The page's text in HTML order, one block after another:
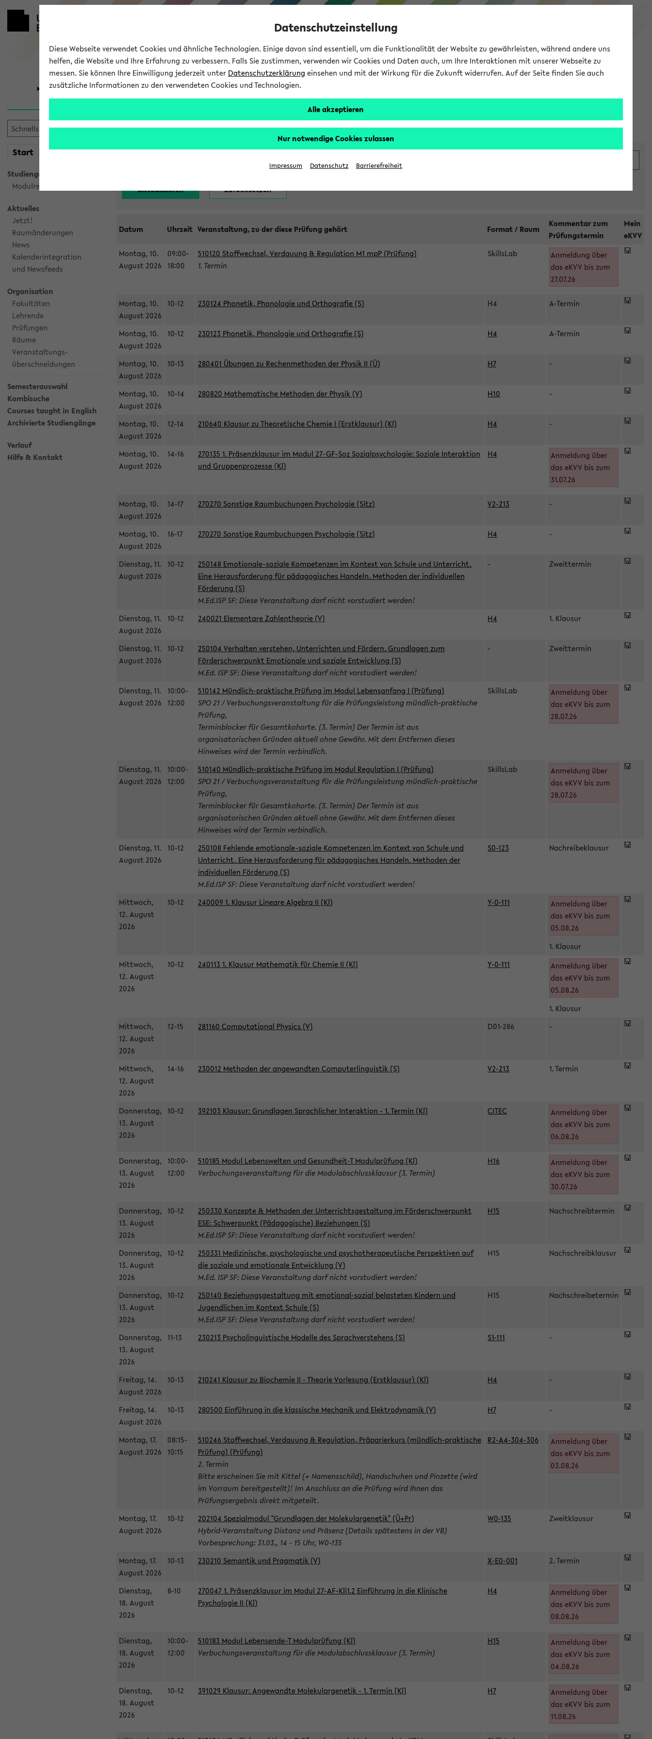
eKVV
Universität Forschung Studium
Start meineKVV
Studiengangsauswahl
Modulrecherche
Aktuelles
Jetzt!
Raumänderungen
News
Kalenderintegration
und Newsfeeds
Organisation
Fakultäten
Lehrende
Prüfungen
Räume
Veranstaltungs-
überschneidungen
Semesterauswahl
Kombisuche
Courses taught in English
Archivierte Studiengänge
Verlauf
Hilfe & Kontakt
Alle noch stattfindenden Prüfungen
Datum Uhrzeit Veranstaltung, zu der diese Prüfung gehört Format / Raum
Kommentar zum
Prüfungstermin
Mein
eKVV
Montag, 10.
August 2026
09:00-
18:00
510120 Stoffwechsel, Verdauung & Regulation M1 mpP (Prüfung)
1. Termin
SkillsLab
Anmeldung über
das eKVV bis zum
27.07.26
Montag, 10.
August 2026
10-12 230124 Phonetik, Phonologie und Orthografie (S) H4 A-Termin
Montag, 10.
August 2026
10-12 230123 Phonetik, Phonologie und Orthografie (S) H4 A-Termin
Montag, 10.
August 2026
10-13 280401 Übungen zu Rechenmethoden der Physik II (Ü) H7 -
Montag, 10.
August 2026
10-14 280820 Mathematische Methoden der Physik (V) H10 -
Montag, 10.
August 2026
12-14 210640 Klausur zu Theoretische Chemie I (Erstklausur) (Kl) H4 -
Montag, 10.
August 2026
14-16
270135 1. Präsenzklausur im Modul 27-GF-Soz Sozialpsychologie: Soziale Interaktion
und Gruppenprozesse (Kl)
H4
Anmeldung über
das eKVV bis zum
31.07.26
Montag, 10.
August 2026
14-17 270270 Sonstige Raumbuchungen Psychologie (Sitz) V2-213 -
Montag, 10.
August 2026
16-17 270270 Sonstige Raumbuchungen Psychologie (Sitz) H4 -
Dienstag, 11.
August 2026
10-12
250148 Emotionale-soziale Kompetenzen im Kontext von Schule und Unterricht.
Eine Herausforderung für pädagogisches Handeln. Methoden der individuellen
Förderung (S)
M.Ed.ISP SF: Diese Veranstaltung darf nicht vorstudiert werden!
- Zweittermin
Dienstag, 11.
August 2026
10-12 240021 Elementare Zahlentheorie (V) H4 1. Klausur
Dienstag, 11.
August 2026
10-12
250104 Verhalten verstehen, Unterrichten und Fördern. Grundlagen zum
Förderschwerpunkt Emotionale und soziale Entwicklung (S)
M.Ed. ISP SF: Diese Veranstaltung darf nicht vorstudiert werden!
- Zweittermin
Dienstag, 11.
August 2026
10:00-
12:00
510142 Mündlich-praktische Prüfung im Modul Lebensanfang I (Prüfung)
SPO 21 / Verbuchungsveranstaltung für die Prüfungsleistung mündlich-praktische
Prüfung,
Terminblocker für Gesamtkohorte. (3. Termin) Der Termin ist aus
organisatorischen Gründen aktuell ohne Gewähr. Mit dem Entfernen dieses
Hinweises wird der Termin verbindlich.
SkillsLab
Anmeldung über
das eKVV bis zum
28.07.26
Dienstag, 11.
August 2026
10:00-
12:00
510140 Mündlich-praktische Prüfung im Modul Regulation I (Prüfung)
SPO 21 / Verbuchungsveranstaltung für die Prüfungsleistung mündlich-praktische
Prüfung,
Terminblocker für Gesamtkohorte. (3. Termin) Der Termin ist aus
organisatorischen Gründen aktuell ohne Gewähr. Mit dem Entfernen dieses
Hinweises wird der Termin verbindlich.
SkillsLab
Anmeldung über
das eKVV bis zum
28.07.26
Dienstag, 11.
August 2026
10-12
250108 Fehlende emotionale-soziale Kompetenzen im Kontext von Schule und
Unterricht. Eine Herausforderung für pädagogisches Handeln. Methoden der
individuellen Förderung (S)
M.Ed.ISP SF: Diese Veranstaltung darf nicht vorstudiert werden!
S0-123 Nachreibeklausur
Mittwoch,
12. August
2026
10-12 240009 1. Klausur Lineare Algebra II (Kl) Y-0-111
Anmeldung über
das eKVV bis zum
05.08.26
1. Klausur
Mittwoch,
12. August
2026
10-12 240113 1. Klausur Mathematik für Chemie II (Kl) Y-0-111
Anmeldung über
das eKVV bis zum
05.08.26
1. Klausur
Mittwoch,
12. August
2026
12-15 281160 Computational Physics (V) D01-286 -
Mittwoch,
12. August
2026
14-16 230012 Methoden der angewandten Computerlinguistik (S) V2-213 1. Termin
Donnerstag,
13. August
2026
10-12 392103 Klausur: Grundlagen Sprachlicher Interaktion - 1. Termin (Kl) CITEC
Anmeldung über
das eKVV bis zum
06.08.26
Donnerstag,
13. August
2026
10:00-
12:00
510185 Modul Lebenswelten und Gesundheit-T Modulprüfung (Kl)
Verbuchungsveranstaltung für die Modulabschlussklausur (3. Termin)
H16
Anmeldung über
das eKVV bis zum
30.07.26
Donnerstag,
13. August
2026
10-12
250330 Konzepte & Methoden der Unterrichtsgestaltung im Förderschwerpunkt
ESE: Schwerpunkt (Pädagogische) Beziehungen (S)
M.Ed.ISP SF: Diese Veranstaltung darf nicht vorstudiert werden!
H15 Nachschreibtermin
Donnerstag,
13. August
2026
10-12
250331 Medizinische, psychologische und psychotherapeutische Perspektiven auf
die soziale und emotionale Entwicklung (V)
M.Ed. ISP SF: Diese Veranstaltung darf nicht vorstudiert werden!
H15 Nachschreibklausur
Donnerstag,
13. August
2026
10-12
250140 Beziehungsgestaltung mit emotional-sozial belasteten Kindern und
Jugendlichen im Kontext Schule (S)
M.Ed.ISP SF: Diese Veranstaltung darf nicht vorstudiert werden!
H15 Nachschreibetermin
Donnerstag,
13. August
2026
11-13 230213 Psycholinguistische Modelle des Sprachverstehens (S) S1-111 -
Freitag, 14.
August 2026
10-13 210241 Klausur zu Biochemie II - Theorie Vorlesung (Erstklausur) (Kl) H4 -
Freitag, 14.
August 2026
10-13 280500 Einführung in die klassische Mechanik und Elektrodynamik (V) H7 -
Montag, 17.
August 2026
08:15-
10:15
510246 Stoffwechsel, Verdauung & Regulation, Präparierkurs (mündlich-praktische
Prüfung) (Prüfung)
2. Termin
Bitte erscheinen Sie mit Kittel (+ Namensschild), Handschuhen und Pinzette (wird
im Vorraum bereitgestellt)! Im Anschluss an die Prüfung wird Ihnen das
Prüfungsergebnis direkt mitgeteilt.
R2-A4-304-306
Anmeldung über
das eKVV bis zum
03.08.26
Montag, 17.
August 2026
10-12
202104 Spezialmodul "Grundlagen der Molekulargenetik" (Ü+Pr)
Hybrid-Veranstaltung Distanz und Präsenz (Details spätestens in der VB)
Vorbesprechung: 31.03., 14 - 15 Uhr, W0-135
W0-135 Zweitklausur
Montag, 17.
August 2026
10-13 230210 Semantik und Pragmatik (V) X-E0-001 2. Termin
Dienstag,
18. August
2026
8-10
270047 1. Präsenzklausur im Modul 27-AF-Kli1.2 Einführung in die Klinische
Psychologie II (Kl)
H4
Anmeldung über
das eKVV bis zum
08.08.26
Dienstag,
18. August
2026
10:00-
12:00
510183 Modul Lebensende-T Modulprüfung (Kl)
Verbuchungsveranstaltung für die Modulabschlussklausur (3. Termin)
H15
Anmeldung über
das eKVV bis zum
04.08.26
Dienstag,
18. August
2026
10-12 391029 Klausur: Angewandte Molekulargenetik - 1. Termin (Kl) H7
Anmeldung über
das eKVV bis zum
11.08.26
Datenschutzeinstellung
Diese Webseite verwendet Cookies und ähnliche Technologien. Einige davon sind essentiell, um die Funktionalität der Website zu gewährleisten, während andere uns
helfen, die Website und Ihre Erfahrung zu verbessern. Falls Sie zustimmen, verwenden wir Cookies und Daten auch, um Ihre Interaktionen mit unserer Webseite zu
messen. Sie können Ihre Einwilligung jederzeit unter Datenschutzerklärung einsehen und mit der Wirkung für die Zukunft widerrufen. Auf der Seite finden Sie auch
zusätzliche Informationen zu den verwendeten Cookies und Technologien.
Alle akzeptieren
Nur notwendige Cookies zulassen
Impressum Datenschutz Barrierefreiheit